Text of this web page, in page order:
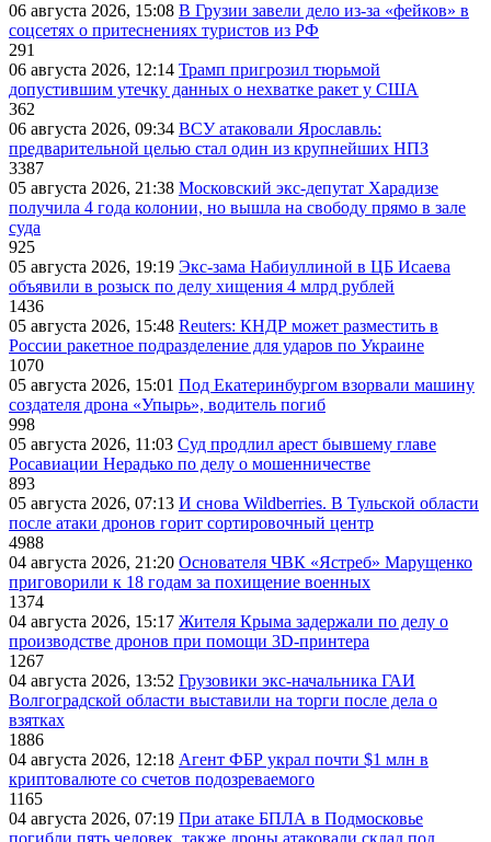
06 августа 2026, 15:08 В Грузии завели дело из-за «фейков» в
соцсетях о притеснениях туристов из РФ
291
06 августа 2026, 12:14 Трамп пригрозил тюрьмой
допустившим утечку данных о нехватке ракет у США
362
06 августа 2026, 09:34 ВСУ атаковали Ярославль:
предварительной целью стал один из крупнейших НПЗ
3387
05 августа 2026, 21:38 Московский экс-депутат Харадизе
получила 4 года колонии, но вышла на свободу прямо в зале
суда
925
05 августа 2026, 19:19 Экс-зама Набиуллиной в ЦБ Исаева
объявили в розыск по делу хищения 4 млрд рублей
1436
05 августа 2026, 15:48 Reuters: КНДР может разместить в
России ракетное подразделение для ударов по Украине
1070
05 августа 2026, 15:01 Под Екатеринбургом взорвали машину
создателя дрона «Упырь», водитель погиб
998
05 августа 2026, 11:03 Суд продлил арест бывшему главе
Росавиации Нерадько по делу о мошенничестве
893
05 августа 2026, 07:13 И снова Wildberries. В Тульской области
после атаки дронов горит сортировочный центр
4988
04 августа 2026, 21:20 Основателя ЧВК «Ястреб» Марущенко
приговорили к 18 годам за похищение военных
1374
04 августа 2026, 15:17 Жителя Крыма задержали по делу о
производстве дронов при помощи 3D‑принтера
1267
04 августа 2026, 13:52 Грузовики экс-начальника ГАИ
Волгоградской области выставили на торги после дела о
взятках
1886
04 августа 2026, 12:18 Агент ФБР украл почти $1 млн в
криптовалюте со счетов подозреваемого
1165
04 августа 2026, 07:19 При атаке БПЛА в Подмосковье
погибли пять человек, также дроны атаковали склад под